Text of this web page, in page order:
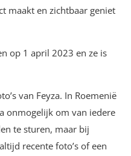
maakt en zichtbaar geniet
op 1 april 2023 en ze is
van Feyza. In Roemenië
onmogelijk om van iedere
te sturen, maar bij
recente foto’s of een